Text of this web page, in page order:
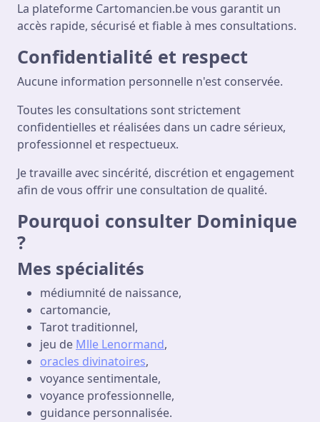
La plateforme Cartomancien.be vous garantit un
accès rapide, sécurisé et fiable à mes consultations.
Confidentialité et respect
Aucune information personnelle n'est conservée.
Toutes les consultations sont strictement
confidentielles et réalisées dans un cadre sérieux,
professionnel et respectueux.
Je travaille avec sincérité, discrétion et engagement
afin de vous offrir une consultation de qualité.
Pourquoi consulter Dominique
?
Mes spécialités
médiumnité de naissance,
cartomancie,
Tarot traditionnel,
jeu de Mlle Lenormand,
oracles divinatoires,
voyance sentimentale,
voyance professionnelle,
guidance personnalisée.